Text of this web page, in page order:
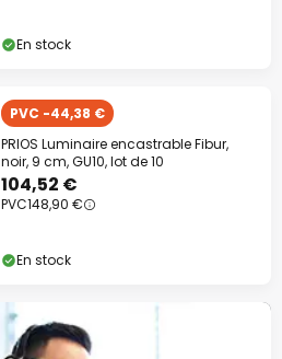
En stock
PVC -44,38 €
PRIOS Luminaire encastrable Fibur,
noir, 9 cm, GU10, lot de 10
104,52 €
PVC148,90 €
En stock